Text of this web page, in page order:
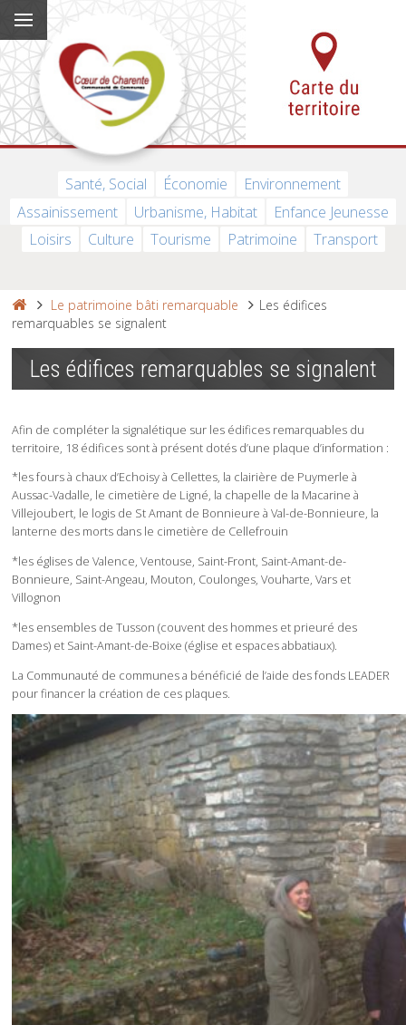
Santé, Social Économie
Environnement
Assainissement
Urbanisme, Habitat
Enfance Jeunesse
Loisirs
Culture Tourisme Patrimoine Transport
Le patrimoine bâti remarquable
Les édifices
remarquables se signalent
Les édifices remarquables se signalent
Afin de compléter la signalétique sur les édifices remarquables du
territoire, 18 édifices sont à présent dotés d’une plaque d’information :
*les fours à chaux d’Echoisy à Cellettes, la clairière de Puymerle à
Aussac-Vadalle, le cimetière de Ligné, la chapelle de la Macarine à
Villejoubert, le logis de St Amant de Bonnieure à Val-de-Bonnieure, la
lanterne des morts dans le cimetière de Cellefrouin
*les églises de Valence, Ventouse, Saint-Front, Saint-Amant-de-
Bonnieure, Saint-Angeau, Mouton, Coulonges, Vouharte, Vars et
Villognon
*les ensembles de Tusson (couvent des hommes et prieuré des
Dames) et Saint-Amant-de-Boixe (église et espaces abbatiaux).
La Communauté de communes a bénéficié de l’aide des fonds LEADER
pour financer la création de ces plaques.